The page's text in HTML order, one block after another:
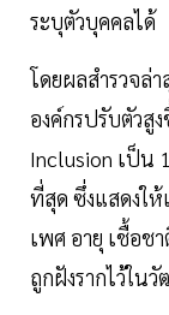
ระบุตัวบุคคลได้
โดยผลสำรวจล่
องค์กรปรับตัวสู
Inclusion เป็น
ที่สุด ซึ่งแสดงให้
เพศ อายุ เชื้อช
ถูกฝังรากไว้ใน